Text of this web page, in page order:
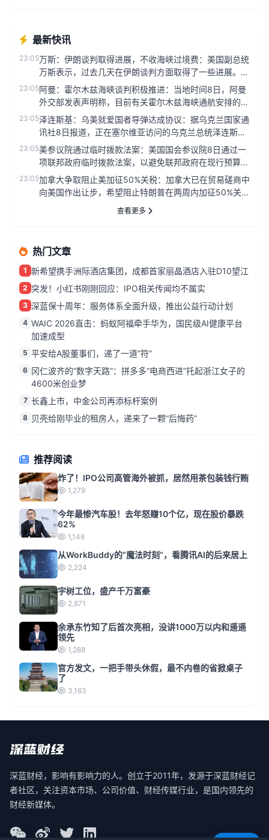
最新快讯
23:05万斯：伊朗谈判取得进展，不收海峡过境费：美国副总统
万斯表示，过去几天在伊朗谈判方面取得了一些进展。主
要关注霍尔木兹海峡石...
23:05阿曼：霍尔木兹海峡谈判积极推进：当地时间8日，阿曼
外交部发表声明称，目前有关霍尔木兹海峡通航安排的谈
判正在积极、建设性的...
23:05泽连斯基：乌美就爱国者导弹达成协议：据乌克兰国家通
讯社8日报道，正在塞尔维亚访问的乌克兰总统泽连斯基
当天在与塞尔维亚总统...
23:05美参议院通过临时拨款法案：美国国会参议院8日通过一
项联邦政府临时拨款法案，以避免联邦政府在现行预算到
期后‘停摆’。美国参...
23:05加拿大争取阻止美加征50%关税：加拿大已在贸易磋商中
向美国作出让步，希望阻止特朗普在两周内加征50%关税
查看更多
热门文章
1 新希望携手洲际酒店集团，成都首家丽晶酒店入驻D10望江
2 突发！小红书刚刚回应：IPO相关传闻均不属实
3 深蓝保十周年：服务体系全面升级，推出公益行动计划
4 WAIC 2026直击：蚂蚁阿福牵手华为，国民级AI健康平台
加速成型
5 平安给A股董事们，递了一道“符”
6 冈仁波齐的“数字天路”：拼多多“电商西进”托起浙江女子的
4600米创业梦
7 长鑫上市，中金公司再添标杆案例
8 贝壳给刚毕业的租房人，递来了一颗“后悔药”
推荐阅读
炸了！IPO公司高管海外被抓，居然用茶包装钱行贿
1,279
今年最惨汽车股！去年怒赚10个亿，现在股价暴跌
62%
1,148
从WorkBuddy的“魔法时刻”，看腾讯AI的后来居上
2,224
宇树工位，盛产千万富豪
2,871
余承东竹知了后首次亮相，没讲1000万以内和遥遥
领先
1,288
官方发文，一把手带头休假，最不内卷的省掀桌子
了
3,163
深蓝财经，影响有影响力的人。创立于2011年，发源于深蓝财经记
者社区，关注资本市场、公司价值、财经传媒行业，是国内领先的
财经新媒体。